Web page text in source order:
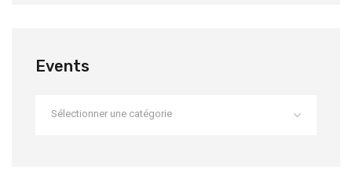
Events
Sélectionner une catégorie